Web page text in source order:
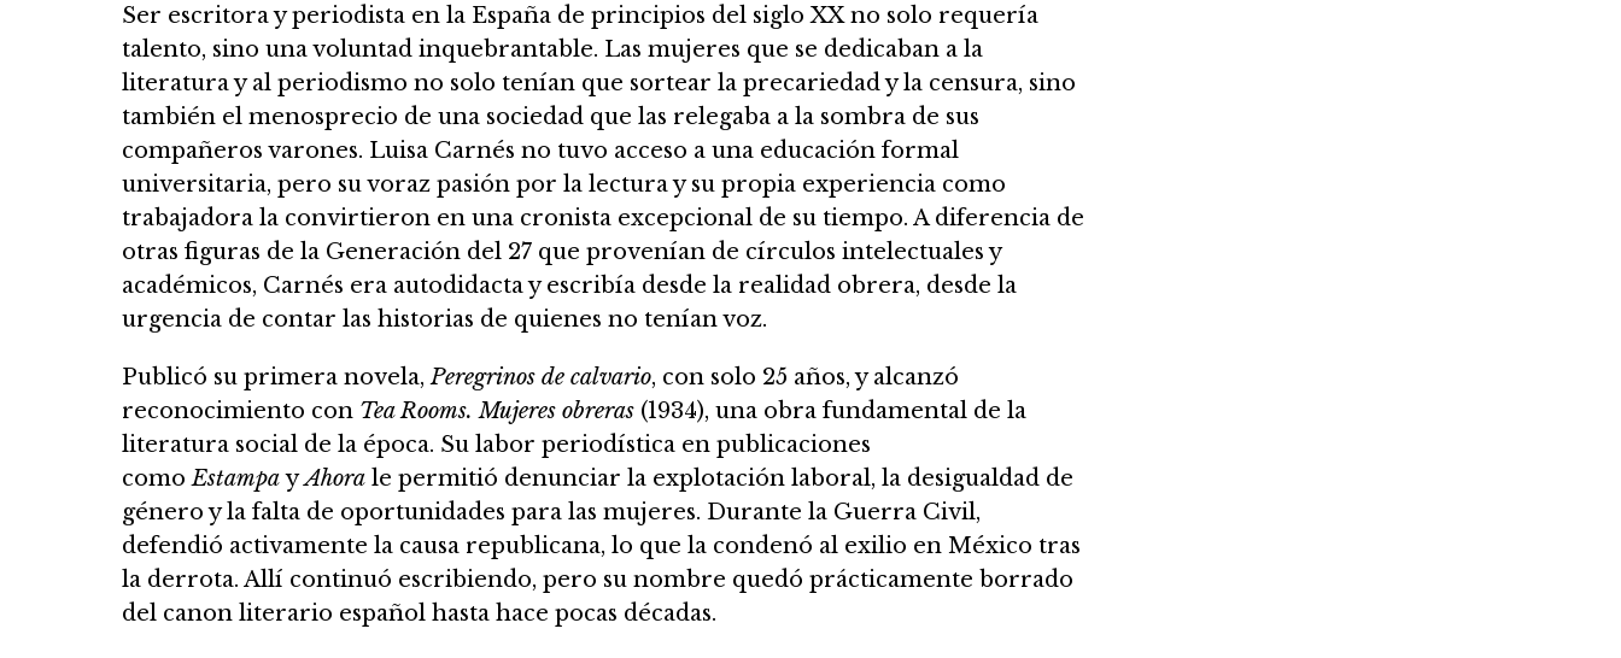
Ser escritora y periodista en la España de principios del siglo XX no solo requería
talento, sino una voluntad inquebrantable. Las mujeres que se dedicaban a la
literatura y al periodismo no solo tenían que sortear la precariedad y la censura, sino
también el menosprecio de una sociedad que las relegaba a la sombra de sus
compañeros varones. Luisa Carnés no tuvo acceso a una educación formal
universitaria, pero su voraz pasión por la lectura y su propia experiencia como
trabajadora la convirtieron en una cronista excepcional de su tiempo. A diferencia de
otras figuras de la Generación del 27 que provenían de círculos intelectuales y
académicos, Carnés era autodidacta y escribía desde la realidad obrera, desde la
urgencia de contar las historias de quienes no tenían voz.
Publicó su primera novela,Peregrinos de calvario, con solo 25 años, y alcanzó
reconocimiento con Tea Rooms. Mujeres obreras(1934), una obra fundamental de la
literatura social de la época. Su labor periodística en publicaciones
comoEstampayAhorale permitió denunciar la explotación laboral, la desigualdad de
género y la falta de oportunidades para las mujeres. Durante la Guerra Civil,
defendió activamente la causa republicana, lo que la condenó al exilio en México tras
la derrota. Allí continuó escribiendo, pero su nombre quedó prácticamente borrado
del canon literario español hasta hace pocas décadas.